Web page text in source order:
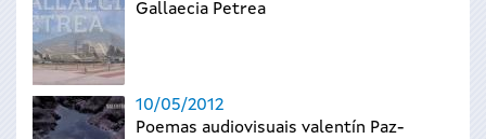
Gallaecia Petrea
10/05/2012
Poemas audiovisuais valentín Paz-